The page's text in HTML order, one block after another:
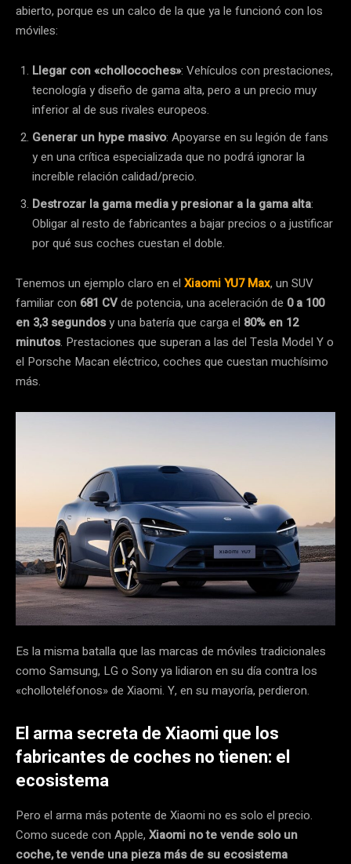
abierto, porque es un calco de la que ya le funcionó con los
móviles:
Llegar con «chollocoches»: Vehículos con prestaciones,
tecnología y diseño de gama alta, pero a un precio muy
inferior al de sus rivales europeos.
Generar un hype masivo: Apoyarse en su legión de fans
y en una crítica especializada que no podrá ignorar la
increíble relación calidad/precio.
Destrozar la gama media y presionar a la gama alta:
Obligar al resto de fabricantes a bajar precios o a justificar
por qué sus coches cuestan el doble.
Tenemos un ejemplo claro en el Xiaomi YU7 Max, un SUV
familiar con 681 CVde potencia, una aceleración de 0 a 100
en 3,3 segundosy una batería que carga el 80% en 12
minutos. Prestaciones que superan a las del Tesla Model Y o
el Porsche Macan eléctrico, coches que cuestan muchísimo
más.
Es la misma batalla que las marcas de móviles tradicionales
como Samsung, LG o Sony ya lidiaron en su día contra los
«cholloteléfonos» de Xiaomi. Y, en su mayoría, perdieron.
El arma secreta de Xiaomi que los
fabricantes de coches no tienen: el
ecosistema
Pero el arma más potente de Xiaomi no es solo el precio.
Como sucede con Apple, Xiaomi no te vende solo un
coche, te vende una pieza más de su ecosistema